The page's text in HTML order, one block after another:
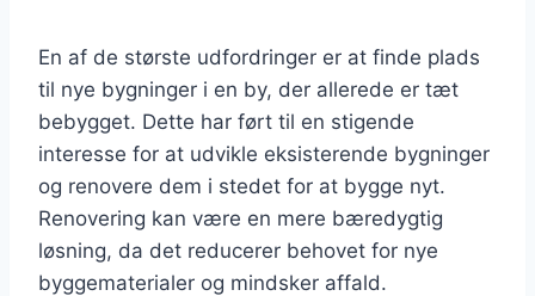
En af de største udfordringer er at finde plads
til nye bygninger i en by, der allerede er tæt
bebygget. Dette har ført til en stigende
interesse for at udvikle eksisterende bygninger
og renovere dem i stedet for at bygge nyt.
Renovering kan være en mere bæredygtig
løsning, da det reducerer behovet for nye
byggematerialer og mindsker affald.